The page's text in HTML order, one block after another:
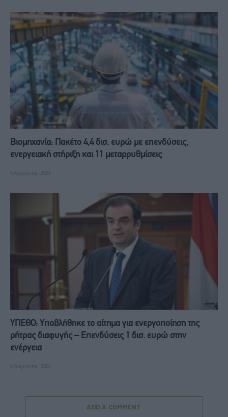
Βιομηχανία: Πακέτο 4,4 δισ. ευρώ με επενδύσεις,
ενεργειακή στήριξη και 11 μεταρρυθμίσεις
6 Αυγούστου, 2026
ΥΠΕΘΟ: Υποβλήθηκε το αίτημα για ενεργοποίηση της
ρήτρας διαφυγής – Επενδύσεις 1 δισ. ευρώ στην
ενέργεια
6 Αυγούστου, 2026
ADD A COMMENT